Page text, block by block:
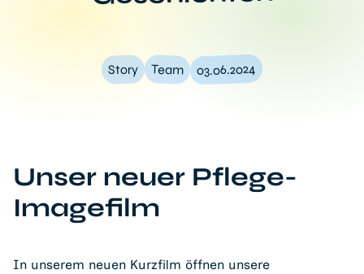
Story Team 03.06.2024
Unser neuer Pflege-
Imagefilm
In unserem neuen Kurzfilm öffnen unsere